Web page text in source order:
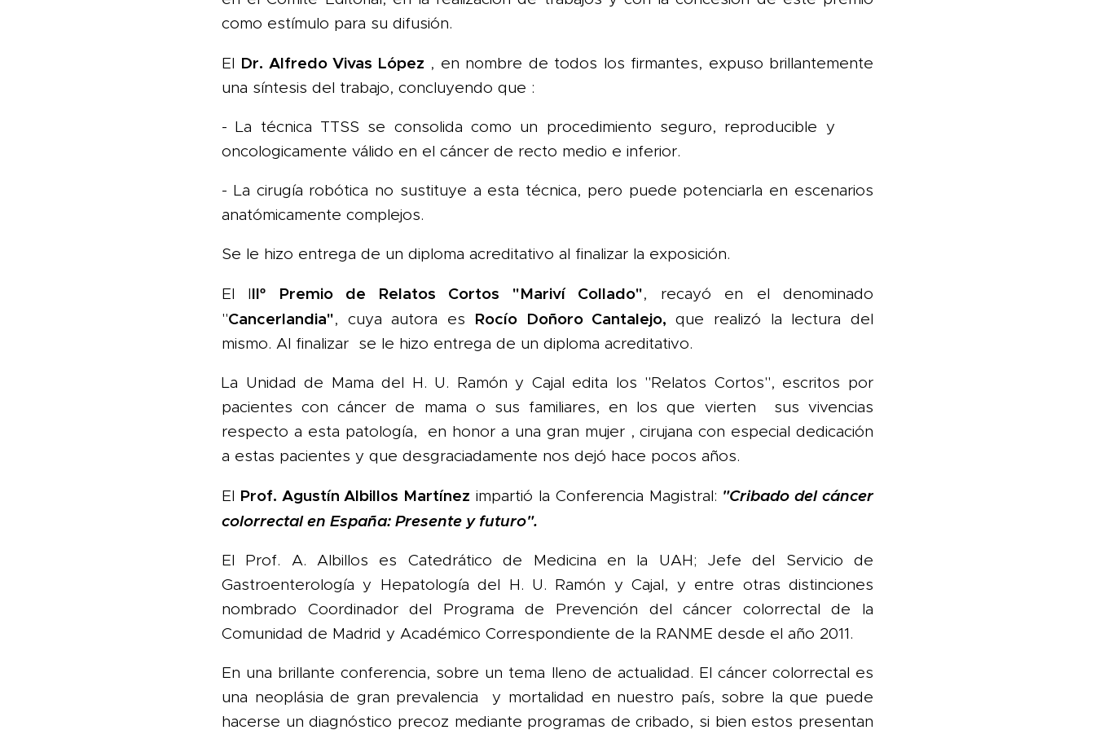
como estímulo para su difusión.
El Dr. Alfredo Vivas López , en nombre de todos los firmantes, expuso brillantemente
una síntesis del trabajo, concluyendo que :
- La técnica TTSS se consolida como un procedimiento seguro, reproducible y
oncologicamente válido en el cáncer de recto medio e inferior.
- La cirugía robótica no sustituye a esta técnica, pero puede potenciarla en escenarios
anatómicamente complejos.
Se le hizo entrega de un diploma acreditativo al finalizar la exposición.
El IIIº Premio de Relatos Cortos "Mariví Collado", recayó en el denominado
"Cancerlandia", cuya autora es Rocío Doñoro Cantalejo,que realizó la lectura del
mismo. Al finalizar se le hizo entrega de un diploma acreditativo.
La Unidad de Mama del H. U. Ramón y Cajal edita los "Relatos Cortos", escritos por
pacientes con cáncer de mama o sus familiares, en los que vierten sus vivencias
respecto a esta patología, en honor a una gran mujer , cirujana con especial dedicación
a estas pacientes y que desgraciadamente nos dejó hace pocos años.
El Prof. Agustín Albillos Martínez impartió la Conferencia Magistral: "Cribado del cáncer
colorrectal en España: Presente y futuro".
El Prof. A. Albillos es Catedrático de Medicina en la UAH; Jefe del Servicio de
Gastroenterología y Hepatología del H. U. Ramón y Cajal, y entre otras distinciones
nombrado Coordinador del Programa de Prevención del cáncer colorrectal de la
Comunidad de Madrid y Académico Correspondiente de la RANME desde el año 2011.
En una brillante conferencia, sobre un tema lleno de actualidad. El cáncer colorrectal es
una neoplásia de gran prevalencia y mortalidad en nuestro país, sobre la que puede
hacerse un diagnóstico precoz mediante programas de cribado, si bien estos presentan